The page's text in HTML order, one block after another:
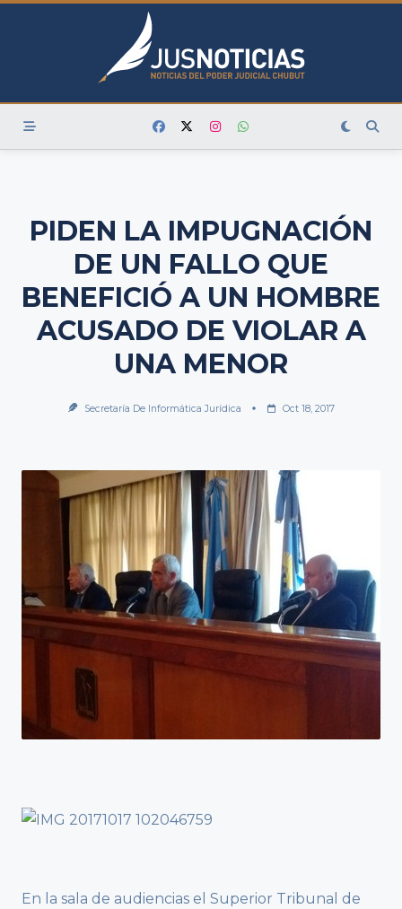
Skip
PIDEN LA IMPUGNACIÓN
DE UN FALLO QUE
BENEFICIÓ A UN HOMBRE
ACUSADO DE VIOLAR A
UNA MENOR
Secretaría De Informática Jurídica Oct 18, 2017
En la sala de audiencias el Superior Tribunal de